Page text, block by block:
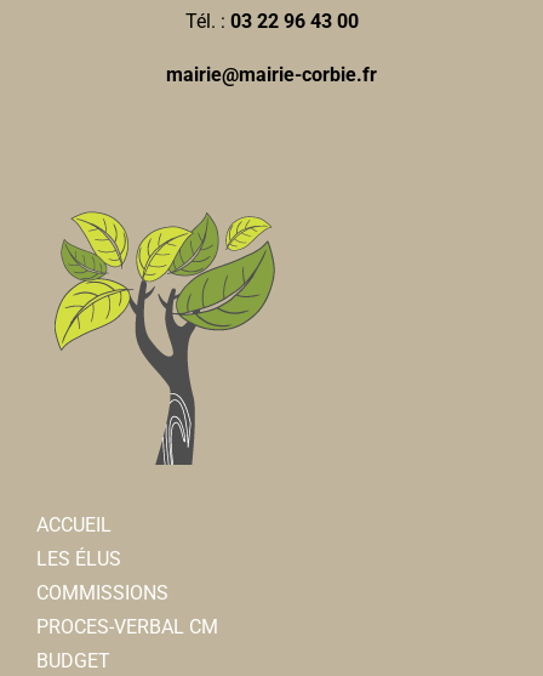
Tél. : 03 22 96 43 00
mairie@mairie-corbie.fr
ACCUEIL
LES ÉLUS
COMMISSIONS
PROCES-VERBAL CM
BUDGET